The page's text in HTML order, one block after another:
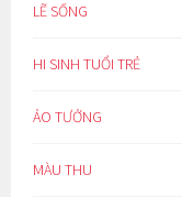
LẼ SỐNG
HI SINH TUỔI TRẺ
ẢO TƯỞNG
MÀU THU